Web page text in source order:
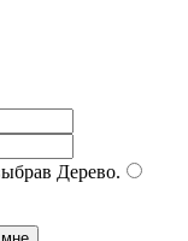
Дерево.